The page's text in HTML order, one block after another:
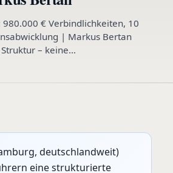
980.000 € Verbindlichkeiten, 10
| Markus Bertan
– keine…
deutschlandweit)
eine strukturierte